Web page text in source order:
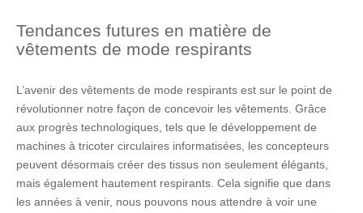
Tendances futures en matière de
vêtements de mode respirants
L’avenir des vêtements de mode respirants est sur le point de
révolutionner notre façon de concevoir les vêtements. Grâce
aux progrès technologiques, tels que le développement de
machines à tricoter circulaires informatisées, les concepteurs
peuvent désormais créer des tissus non seulement élégants,
mais également hautement respirants. Cela signifie que dans
les années à venir, nous pouvons nous attendre à voir une